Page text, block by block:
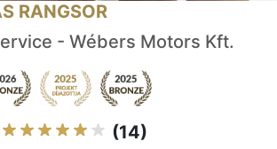
RANGSOR
- Wébers Motors Kft.
(14)